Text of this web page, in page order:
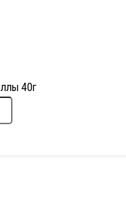
40г